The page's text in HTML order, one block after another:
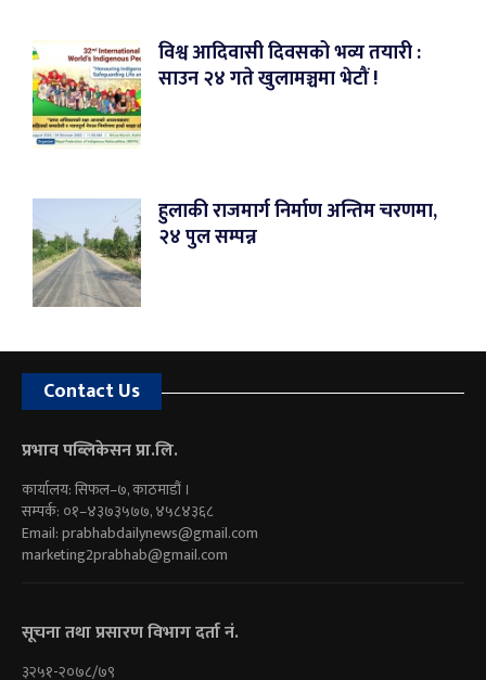
विश्व आदिवासी दिवसको भव्य तयारी :
साउन २४ गते खुलामञ्चमा भेटौं !
हुलाकी राजमार्ग निर्माण अन्तिम चरणमा,
२४ पुल सम्पन्न
Contact Us
प्रभाव पब्लिकेसन प्रा.लि.
कार्यालय: सिफल–७, काठमाडौं ।
सम्पर्क: ०१–४३७३५७७, ४५८४३६८
Email:prabhabdailynews@gmail.com
marketing2prabhab@gmail.com
सूचना तथा प्रसारण विभाग दर्ता नं.
३२५१-२०७८/७९